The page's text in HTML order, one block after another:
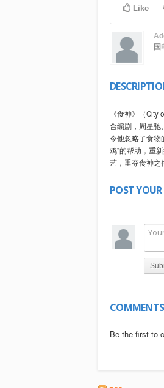
Like
国
《食神》（
合编剧，周星驰
令他忽略了食物
鸡”的帮助，重
艺，重夺食神之
POST
COMMENTS
Be the first to